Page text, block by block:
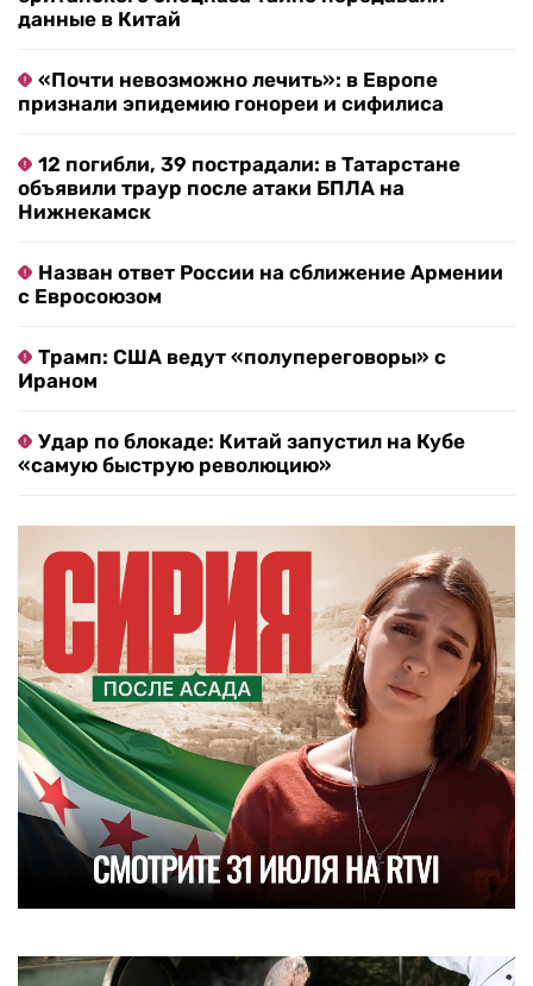
данные в Китай
«Почти невозможно лечить»: в Европе
признали эпидемию гонореи и сифилиса
12 погибли, 39 пострадали: в Татарстане
объявили траур после атаки БПЛА на
Нижнекамск
Назван ответ России на сближение Армении
с Евросоюзом
Трамп: США ведут «полупереговоры» с
Ираном
Удар по блокаде: Китай запустил на Кубе
«самую быструю революцию»